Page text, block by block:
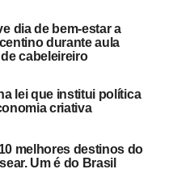
dia de bem-estar a
durante aula
cabeleireiro
lei que institui política
criativa
melhores destinos do
Um é do Brasil